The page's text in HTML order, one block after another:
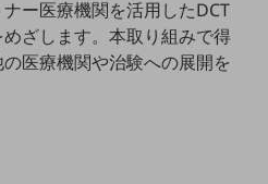
ー医療機関を活用したDCT
ざします。本取り組みで得
医療機関や治験への展開を